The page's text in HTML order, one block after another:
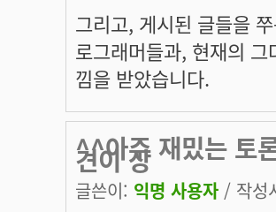
그리고, 게시된 글들을
로그래머들과, 현재의
낌을 받았습니다.
^^아주 재밌는 토
견이 상
글쓴이: 익명 사용자 / 작성